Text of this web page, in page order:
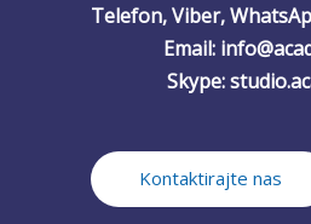
Telefon, Viber,
Email:
Skype:
Kontaktirajte nas